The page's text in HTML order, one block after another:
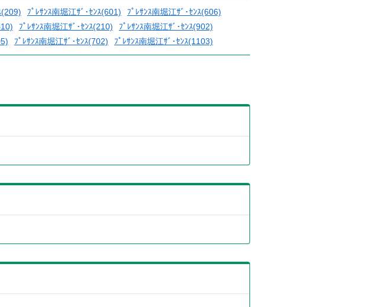
(209) ﾌﾟﾚｻﾝｽ南堀江ｻﾞ･ｾﾝｽ(601)
ﾌﾟﾚｻﾝｽ南堀江ｻﾞ･ｾﾝｽ(606)
ﾌﾟﾚｻﾝｽ南堀江ｻﾞ･ｾﾝｽ(210)
ﾌﾟﾚｻﾝｽ南堀江ｻﾞ･ｾﾝｽ(902)
ﾌﾟﾚｻﾝｽ南堀江ｻﾞ･ｾﾝｽ(702) ﾌﾟﾚｻﾝｽ南堀江ｻﾞ･ｾﾝｽ(1103)